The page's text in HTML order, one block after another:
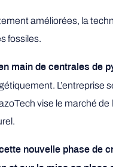
améliorées, la
fossiles.
main de centrales de
vise le marché
nouvelle phase